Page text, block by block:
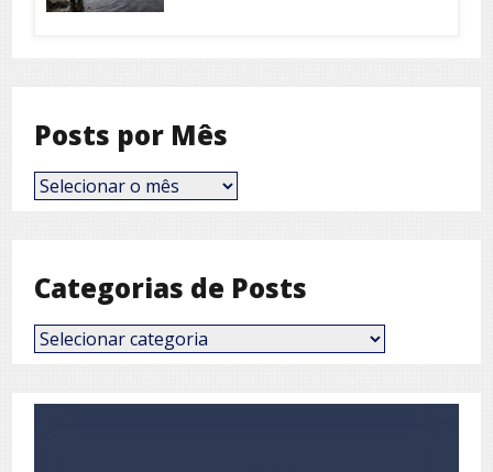
Posts por Mês
Posts
por
Categorias de Posts
Categorias
de